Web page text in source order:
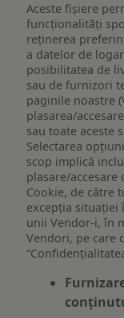
Aceste fișiere
funcționalități
reţinerea
a datelor de
posibilitatea de
sau de furnizori
paginile noastre
plasarea/
sau toate aceste
Selectarea
scop implică
plasare/
Cookie, de către
excepția situației
unii Vendor-i, în
Vendori, pe care